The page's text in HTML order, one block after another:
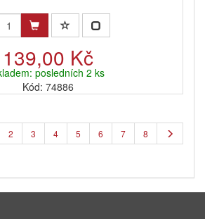
139,00 Kč
posledních 2 ks
Kód: 74886
2 3 4 5 6 7 8